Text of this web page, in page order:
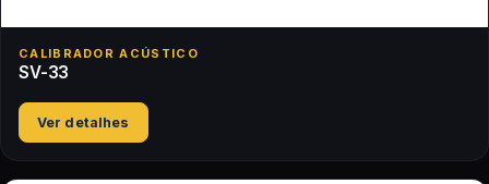
CALIBRADOR ACÚSTICO
SV-33
Ver detalhes